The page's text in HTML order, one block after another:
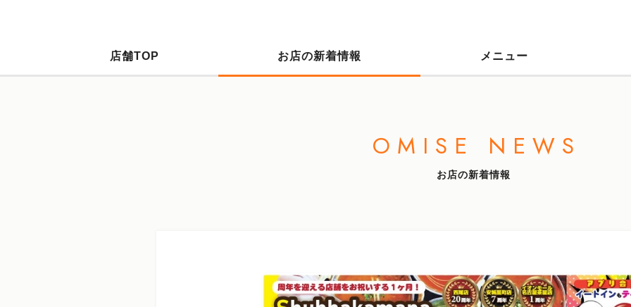
店舗TOP お店の新着情報 メニュー
OMISE NEWS
お店の新着情報